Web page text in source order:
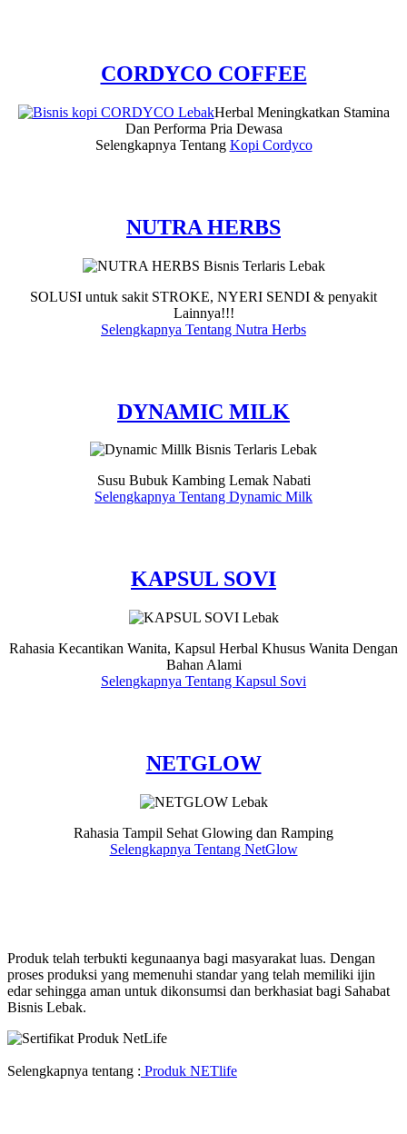
CORDYCO COFFEE
Herbal Meningkatkan Stamina
Dan Performa Pria Dewasa
Selengkapnya Tentang Kopi Cordyco
NUTRA HERBS
SOLUSI untuk sakit STROKE, NYERI SENDI & penyakit
Lainnya!!!
Selengkapnya Tentang Nutra Herbs
DYNAMIC MILK
Susu Bubuk Kambing Lemak Nabati
Selengkapnya Tentang Dynamic Milk
KAPSUL SOVI
Rahasia Kecantikan Wanita, Kapsul Herbal Khusus Wanita Dengan
Bahan Alami
Selengkapnya Tentang Kapsul Sovi
NETGLOW
Rahasia Tampil Sehat Glowing dan Ramping
Selengkapnya Tentang NetGlow
Produk telah terbukti kegunaanya bagi masyarakat luas. Dengan
proses produksi yang memenuhi standar yang telah memiliki ijin
edar sehingga aman untuk dikonsumsi dan berkhasiat bagi Sahabat
Bisnis Lebak.
Selengkapnya tentang : Produk NETlife